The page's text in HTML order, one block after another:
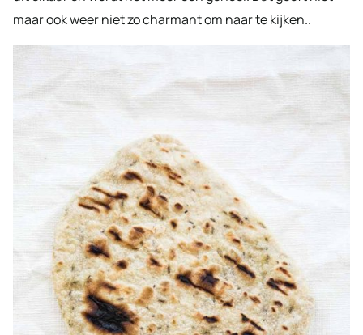
maar ook weer niet zo charmant om naar te kijken..